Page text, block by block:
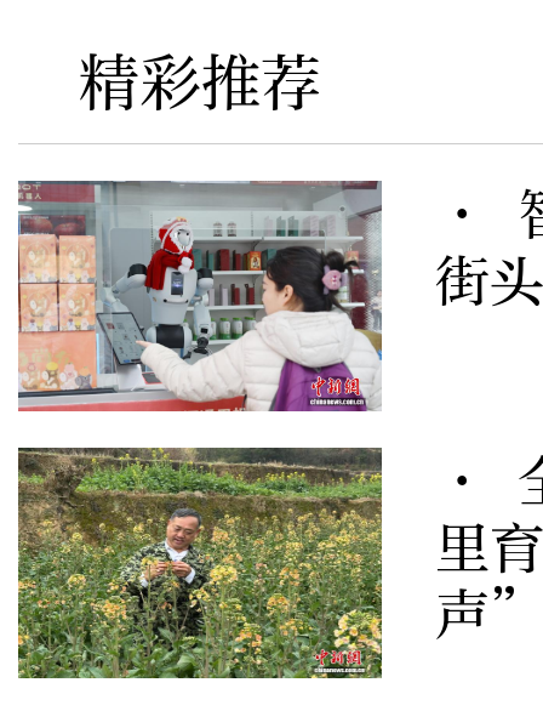
精彩推荐
·
街头
·
里
声